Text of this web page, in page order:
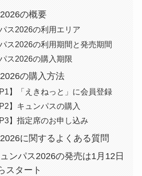
の概要
ス2026の利用エリア
ス2026の利用期間と発売期間
ス2026の購入期限
の購入方法
】「えきねっと」に会員登録
】キュンパスの購入
】指定席のお申し込み
に関するよくある質問
ンパス2026の発売は1月12日
スタート